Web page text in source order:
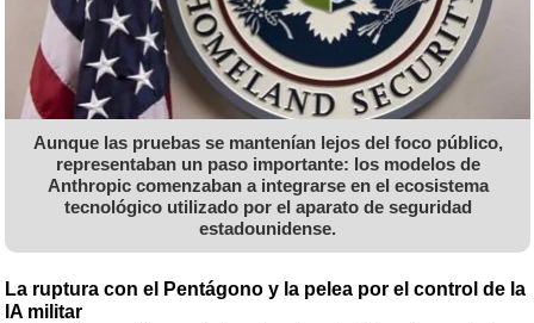
Aunque las pruebas se mantenían lejos del foco público,
representaban un paso importante: los modelos de
Anthropic comenzaban a integrarse en el ecosistema
tecnológico utilizado por el aparato de seguridad
estadounidense.
La ruptura con el Pentágono y la pelea por el control de la
IA militar